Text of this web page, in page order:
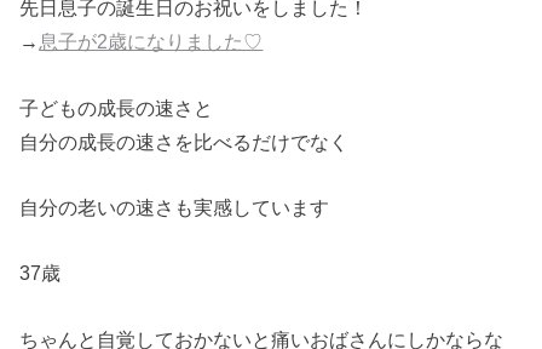
先日息子の誕生日のお祝いをしました！
→ 息子が2歳になりました♡
子どもの成長の速さと
自分の成長の速さを比べるだけでなく
自分の老いの速さも実感しています
37歳
ちゃんと自覚しておかないと痛いおばさんにしかならな